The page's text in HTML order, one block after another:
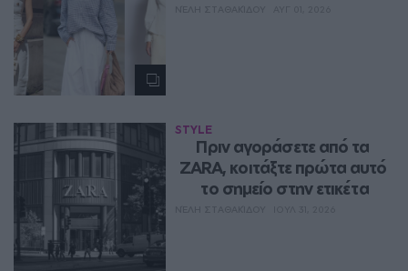
STYLE
Πριν αγοράσετε από τα
ZARA, κοιτάξτε πρώτα αυτό
το σημείο στην ετικέτα